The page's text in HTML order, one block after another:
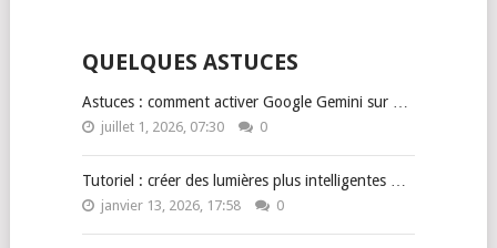
QUELQUES ASTUCES
Astuces : comment activer Google Gemini sur …
juillet 1, 2026, 07:30 0
Tutoriel : créer des lumières plus intelligentes …
janvier 13, 2026, 17:58 0